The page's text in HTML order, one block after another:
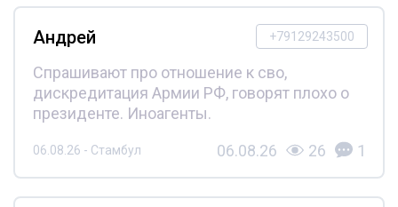
+79129243500
Андрей
Спрашивают про отношение к сво,
дискредитация Армии РФ, говорят плохо о
президенте. Иноагенты.
06.08.26 - Стамбул 06.08.26 26 1